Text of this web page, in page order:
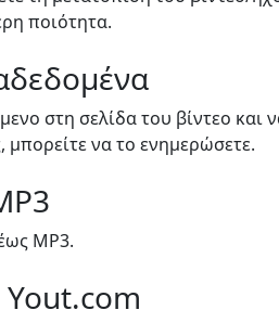
ποιότητα.
στη σελίδα του βίντεο
μπορείτε να το ενημερώσετε.
MP3.
Yout.com